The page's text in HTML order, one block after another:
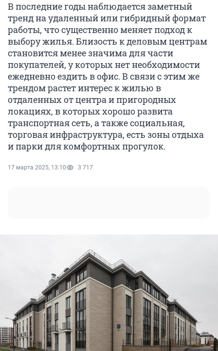
В последние годы наблюдается заметный
тренд на удаленный или гибридный формат
работы, что существенно меняет подход к
выбору жилья. Близость к деловым центрам
становится менее значима для части
покупателей, у которых нет необходимости
ежедневно ездить в офис. В связи с этим же
трендом растет интерес к жилью в
отдаленных от центра и пригородных
локациях, в которых хорошо развита
транспортная сеть, а также социальная,
торговая инфраструктура, есть зоны отдыха
и парки для комфортных прогулок.
17 марта 2025, 13:10 3 717